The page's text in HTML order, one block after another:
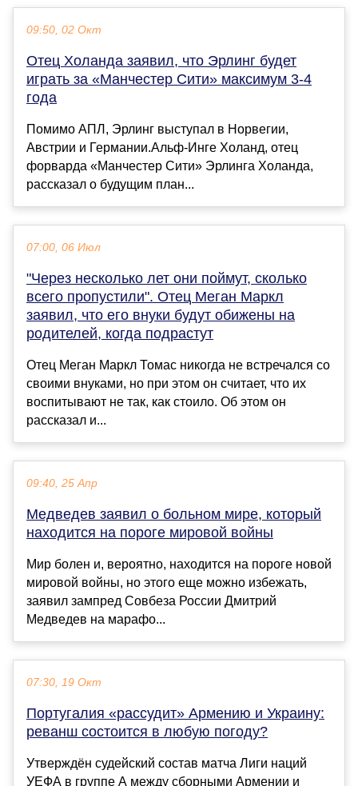
09:50, 02 Окт
Отец Холанда заявил, что Эрлинг будет
играть за «Манчестер Сити» максимум 3-4
года
Помимо АПЛ, Эрлинг выступал в Норвегии,
Австрии и Германии.Альф-Инге Холанд, отец
форварда «Манчестер Сити» Эрлинга Холанда,
рассказал о будущим план...
07:00, 06 Июл
"Через несколько лет они поймут, сколько
всего пропустили". Отец Меган Маркл
заявил, что его внуки будут обижены на
родителей, когда подрастут
Отец Меган Маркл Томас никогда не встречался со
своими внуками, но при этом он считает, что их
воспитывают не так, как стоило. Об этом он
рассказал и...
09:40, 25 Апр
Медведев заявил о больном мире, который
находится на пороге мировой войны
Мир болен и, вероятно, находится на пороге новой
мировой войны, но этого еще можно избежать,
заявил зампред Совбеза России Дмитрий
Медведев на марафо...
07:30, 19 Окт
Португалия «рассудит» Армению и Украину:
реванш состоится в любую погоду?
Утверждëн судейский состав матча Лиги наций
УЕФА в группе А между сборными Армении и